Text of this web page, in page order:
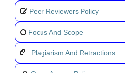
Peer Reviewers Policy
Focus And Scope
Plagiarism And Retractions